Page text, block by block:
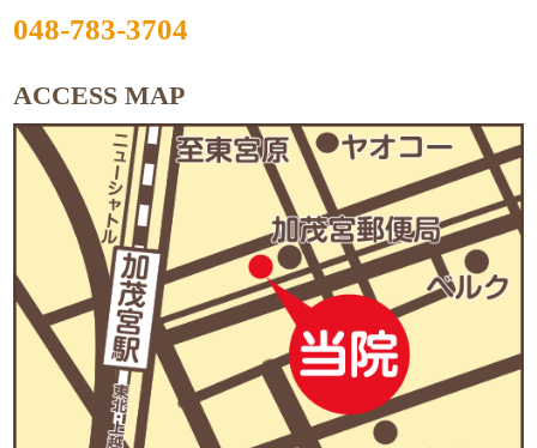
048-783-3704
ACCESS MAP